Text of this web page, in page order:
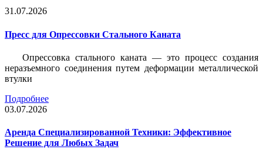
31.07.2026
Пресс для Опрессовки Стального Каната
Опрессовка стального каната — это процесс создания
неразъемного соединения путем деформации металлической
втулки
Подробнее
03.07.2026
Аренда Специализированной Техники: Эффективное
Решение для Любых Задач